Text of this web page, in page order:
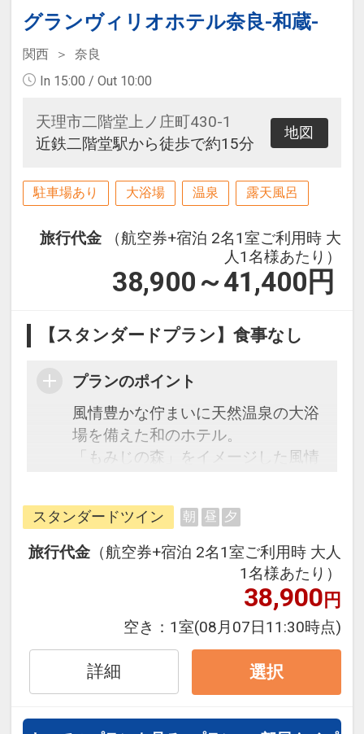
グランヴィリオホテル奈良-和蔵-
関西
奈良
In 15:00 / Out 10:00
天理市二階堂上ノ庄町430-1
近鉄二階堂駅から徒歩で約15分
地図
駐車場あり 大浴場 温泉 露天風呂
旅行代金
（航空券+宿泊 2名1室ご利用時 大
人1名様あたり）
38,900～41,400 円
【スタンダードプラン】食事なし
プランのポイント
風情豊かな佇まいに天然温泉の大浴
場を備えた和のホテル。
「もみじの森」をイメージした風情
を備えた和モダンのホテルで華やか
なひとときをお届けします。
西名阪自動車道・郡山インター、京
奈和自動車道・郡山南インターから
コンビニは徒歩約10分（約500ｍ）
のところにございます。また、ジャ
パン’ディスカウントショップ）が徒
歩3分のところにございます。
天然温泉「睡蓮（すいれん）の湯」
は男女別天然温泉の大浴場があり、
スタンダードツイン 朝 昼 夕
旅行代金 （航空券+宿泊 2名1室ご利用時 大人
1名様あたり）
38,900円
空き： 1室(08月07日11:30時点)
詳細 選択